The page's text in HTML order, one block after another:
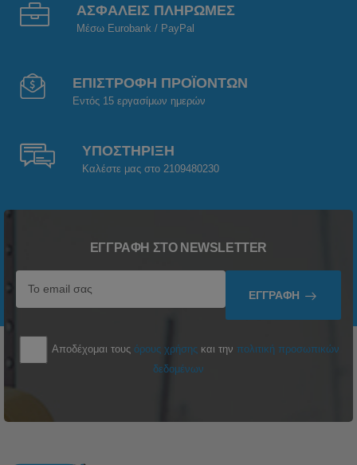
ΑΣΦΑΛΕΙΣ ΠΛΗΡΩΜΕΣ
Μέσω Eurobank / PayPal
ΕΠΙΣΤΡΟΦΗ ΠΡΟΪΟΝΤΩΝ
Εντός 15 εργασίμων ημερών
ΥΠΟΣΤΗΡΙΞΗ
Καλέστε μας στο 2109480230
ΕΓΓΡΑΦΉ ΣΤΟ NEWSLETTER
ΕΓΓΡΑΦΉ
Αποδέχομαι τους όρους χρήσης και την πολιτική προσωπικών
δεδομένων